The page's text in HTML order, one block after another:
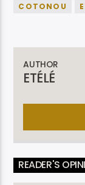
COTONOU
AUTHOR
ETÉLÉ
READER'S